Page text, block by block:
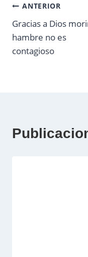
Navegación
de
entradas
ANTERIOR
Gracias a Dios
hambre no es
contagioso